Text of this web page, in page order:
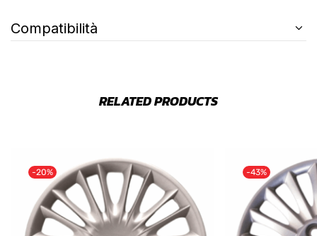
Compatibilità
RELATED PRODUCTS
-20% -43%